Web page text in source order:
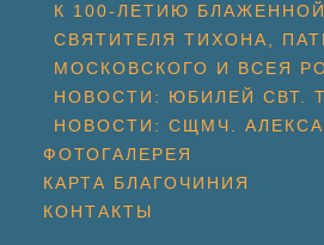
К 100-ЛЕТИЮ
СВЯТИТЕЛЯ ТИХОНА,
МОСКОВСКОГО И ВСЕЯ
НОВОСТИ: ЮБИЛЕЙ СВТ.
НОВОСТИ: СЩМЧ.
ФОТОГАЛЕРЕЯ
КАРТА БЛАГОЧИНИЯ
КОНТАКТЫ